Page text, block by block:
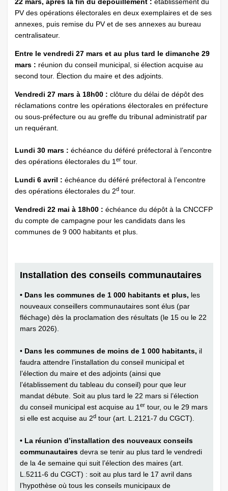
22 mars, après la fin du dépouillement : établissement du
PV des opérations électorales en deux exemplaires et de ses
annexes, puis remise du PV et de ses annexes au bureau
centralisateur.
Entre le vendredi 27 mars et au plus tard le dimanche 29
mars : réunion du conseil municipal, si élection acquise au
second tour. Élection du maire et des adjoints.
Vendredi 27 mars à 18h00 : clôture du délai de dépôt des
réclamations contre les opérations électorales en préfecture
ou sous-préfecture ou au greffe du tribunal administratif par
un requérant.
Lundi 30 mars : échéance du déféré préfectoral à l’encontre
des opérations électorales du 1er tour.
Lundi 6 avril : échéance du déféré préfectoral à l’encontre
des opérations électorales du 2d tour.
Vendredi 22 mai à 18h00 : échéance du dépôt à la CNCCFP
du compte de campagne pour les candidats dans les
communes de 9 000 habitants et plus.
Installation des conseils communautaires
• Dans les communes de 1 000 habitants et plus, les
nouveaux conseillers communautaires sont élus (par
fléchage) dès la proclamation des résultats (le 15 ou le 22
mars 2026).
• Dans les communes de moins de 1 000 habitants, il
faudra attendre l’installation du conseil municipal et
l’élection du maire et des adjoints (ainsi que
l’établissement du tableau du conseil) pour que leur
mandat débute. Soit au plus tard le 22 mars si l’élection
du conseil municipal est acquise au 1er tour, ou le 29 mars
si elle est acquise au 2d tour (art. L.2121-7 du CGCT).
• La réunion d’installation des nouveaux conseils
communautaires devra se tenir au plus tard le vendredi
de la 4e semaine qui suit l’élection des maires (art.
L.5211-6 du CGCT) : soit au plus tard le 17 avril dans
l’hypothèse où tous les conseils municipaux de